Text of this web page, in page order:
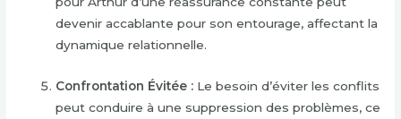
devenir accablante pour son entourage, affectant la
dynamique relationnelle.
Confrontation Évitée : Le besoin d’éviter les conflits
peut conduire à une suppression des problèmes, ce